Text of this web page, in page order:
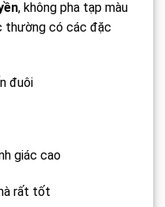
, không pha tạp màu
thường có các đặc
đuôi
giác cao
rất tốt